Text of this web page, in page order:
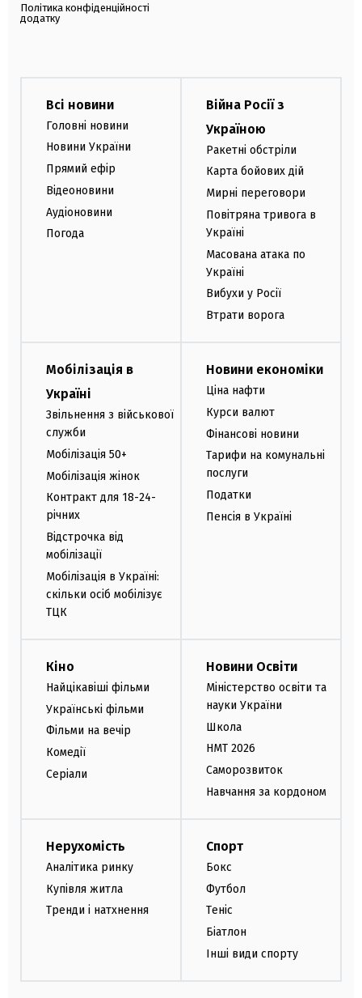
Політика конфіденційності
додатку
Всі новини
Головні новини
Новини України
Прямий ефір
Відеоновини
Аудіоновини
Погода
Війна Росії з
Україною
Ракетні обстріли
Карта бойових дій
Мирні переговори
Повітряна тривога в
Україні
Масована атака по
Україні
Вибухи у Росії
Втрати ворога
Мобілізація в
Україні
Звільнення з військової
служби
Мобілізація 50+
Мобілізація жінок
Контракт для 18-24-
річних
Відстрочка від
мобілізації
Мобілізація в Україні:
скільки осіб мобілізує
ТЦК
Новини економіки
Ціна нафти
Курси валют
Фінансові новини
Тарифи на комунальні
послуги
Податки
Пенсія в Україні
Кіно
Найцікавіші фільми
Українські фільми
Фільми на вечір
Комедії
Серіали
Новини Освіти
Міністерство освіти та
науки України
Школа
НМТ 2026
Саморозвиток
Навчання за кордоном
Нерухомість
Аналітика ринку
Купівля житла
Тренди і натхнення
Спорт
Бокс
Футбол
Теніс
Біатлон
Інші види спорту